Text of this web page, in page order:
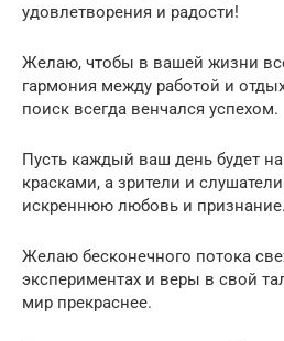
удовлетворения и радости!
Желаю, чтобы в вашей жизни
гармония между работой и
поиск всегда венчался успехом.
Пусть каждый ваш день будет
красками, а зрители и
искреннюю любовь и признание.
Желаю бесконечного потока
экспериментах и веры в свой
мир прекраснее.